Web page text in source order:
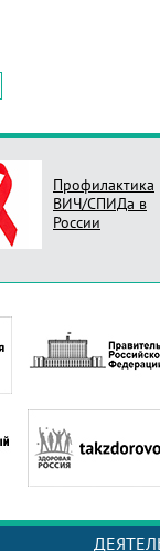
Профилактика
ВИЧ/СПИДа в
России